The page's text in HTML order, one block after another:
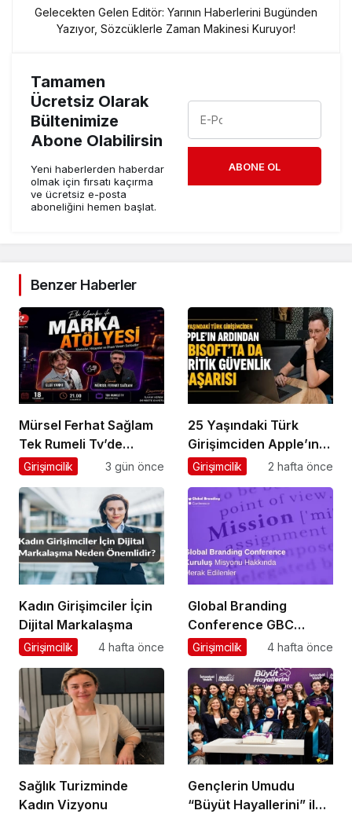
Gelecekten Gelen Editör: Yarının Haberlerini Bugünden
Yazıyor, Sözcüklerle Zaman Makinesi Kuruyor!
Tamamen
Ücretsiz Olarak
Bültenimize
Abone Olabilirsin
Yeni haberlerden haberdar
olmak için fırsatı kaçırma
ve ücretsiz e-posta
aboneliğini hemen başlat.
ABONE OL
Benzer Haberler
Mürsel Ferhat Sağlam
Tek Rumeli Tv’de
Marka Atölyesi
Oldu
Girişimcilik 3 gün önce
25 Yaşındaki Türk
Girişimciden Apple’ın
Ardından Ubisoft
Girişimcilik 2 hafta önce
Kadın Girişimciler İçin
Dijital Markalaşma
Girişimcilik 4 hafta önce
Global Branding
Conference GBC
Misyonu Hakkında
Girişimcilik 4 hafta önce
Sağlık Turizminde
Kadın Vizyonu
Gençlerin Umudu
“Büyüt Hayallerini” ile